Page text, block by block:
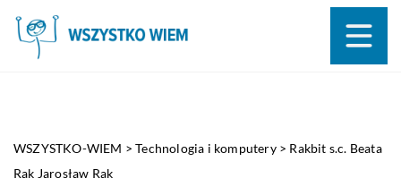
WSZYSTKO-WIEM >Technologia i komputery> Rakbit s.c. Beata
Rak Jarosław Rak